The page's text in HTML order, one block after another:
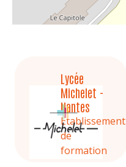
Lycée
Michelet -
Nantes
Etablissement
de
formation